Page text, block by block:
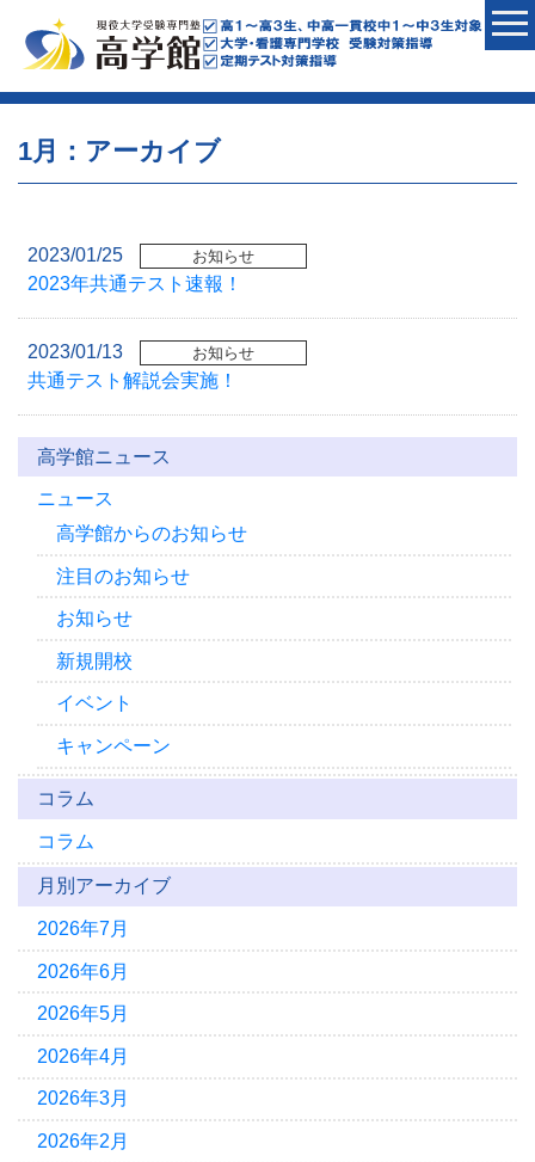
1月：アーカイブ
2023/01/25 お知らせ
2023年共通テスト速報！
2023/01/13 お知らせ
共通テスト解説会実施！
高学館ニュース
ニュース
高学館からのお知らせ
注目のお知らせ
お知らせ
新規開校
イベント
キャンペーン
コラム
コラム
月別アーカイブ
2026年7月
2026年6月
2026年5月
2026年4月
2026年3月
2026年2月